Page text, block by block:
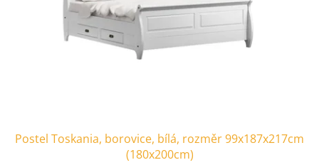
Postel Toskania, borovice, bílá, rozměr 99x187x217cm
(180x200cm)